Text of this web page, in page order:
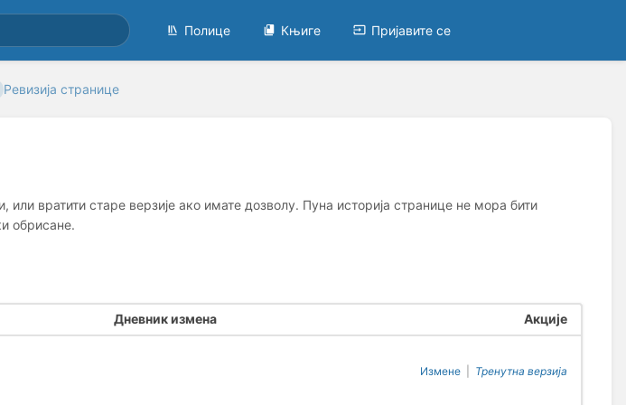
Полице Књиге Пријавите се
Ревизија странице
вратити старе верзије ако имате дозволу. Пуна историја странице не мора бити
обрисане.
Дневник измена Акције
Измене Тренутна верзија